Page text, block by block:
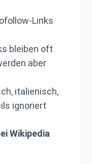
Links
bleiben oft
aber
italienisch,
ignoriert
Wikipedia